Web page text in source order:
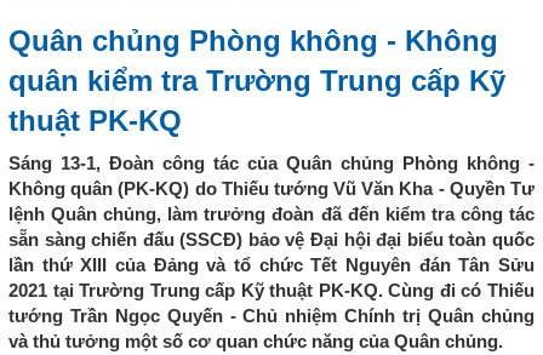
Quân chủng Phòng không - Không
quân kiểm tra Trường Trung cấp Kỹ
thuật PK-KQ
Sáng 13-1, Đoàn công tác của Quân chủng Phòng không -
Không quân (PK-KQ) do Thiếu tướng Vũ Văn Kha - Quyền Tư
lệnh Quân chủng, làm trưởng đoàn đã đến kiểm tra công tác
sẵn sàng chiến đấu (SSCĐ) bảo vệ Đại hội đại biểu toàn quốc
lần thứ XIII của Đảng và tổ chức Tết Nguyên đán Tân Sửu
2021 tại Trường Trung cấp Kỹ thuật PK-KQ. Cùng đi có Thiếu
tướng Trần Ngọc Quyến - Chủ nhiệm Chính trị Quân chủng
và thủ tưởng một số cơ quan chức năng của Quân chủng.